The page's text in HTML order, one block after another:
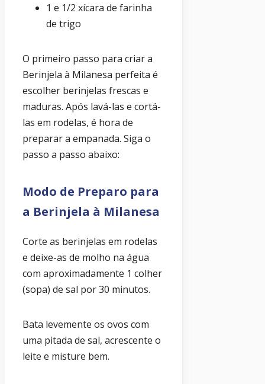
1 e 1/2 xícara de farinha
de trigo
O primeiro passo para criar a
Berinjela à Milanesa perfeita é
escolher berinjelas frescas e
maduras. Após lavá-las e cortá-
las em rodelas, é hora de
preparar a empanada. Siga o
passo a passo abaixo:
Modo de Preparo para
a Berinjela à Milanesa
Corte as berinjelas em rodelas
e deixe-as de molho na água
com aproximadamente 1 colher
(sopa) de sal por 30 minutos.
Bata levemente os ovos com
uma pitada de sal, acrescente o
leite e misture bem.